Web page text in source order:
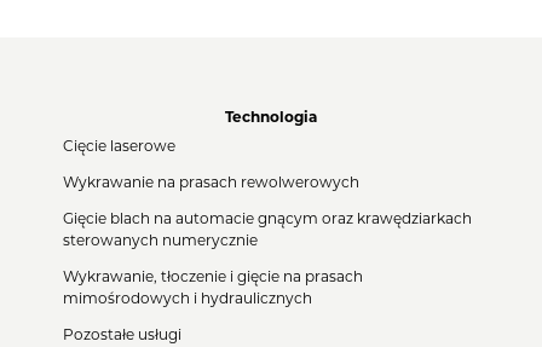
Technologia
Cięcie laserowe
Wykrawanie na prasach rewolwerowych
Gięcie blach na automacie gnącym oraz krawędziarkach
sterowanych numerycznie
Wykrawanie, tłoczenie i gięcie na prasach
mimośrodowych i hydraulicznych
Pozostałe usługi